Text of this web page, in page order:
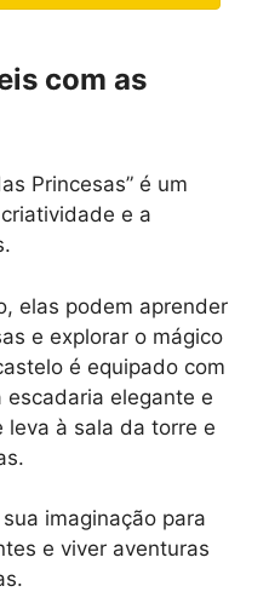
com as
Princesas” é um
e a
elas podem aprender
e explorar o mágico
é equipado com
elegante e
à sala da torre e
imaginação para
e viver aventuras